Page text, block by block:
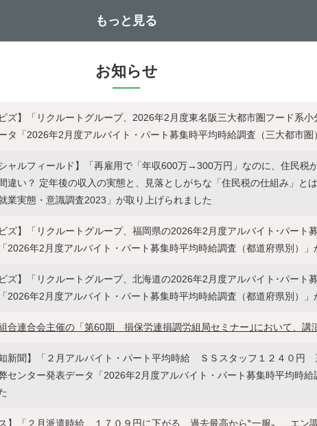
もっと見る
お知らせ
ズ】「リクルートグループ、2026年2月度東名阪三大都市圏フード系
タ「2026年2月度アルバイト・パート募集時平均時給調査（三大都市
シャルフィールド】「再雇用で「年収600万→300万円」なのに、住民税
違い？ 定年後の収入の実態と、見落としがちな「住民税の仕組み」と
業実態・意識調査2023」が取り上げられました
ズ】「リクルートグループ、福岡県の2026年2月度アルバイト･パート
2026年2月度アルバイト・パート募集時平均時給調査（都道府県別）」
ズ】「リクルートグループ、北海道の2026年2月度アルバイト･パート
2026年2月度アルバイト・パート募集時平均時給調査（都道府県別）」
合連合会主催の「第60期 損保労連損調労組局セミナー｣において、講
知新聞】「２月アルバイト・パート平均時給 ＳＳスタッフ１２４０
センター発表データ「2026年2月度アルバイト・パート募集時平均時給
ス】「２月派遣時給、１７０９円に下がる 過去最高から‶一服〟、エン